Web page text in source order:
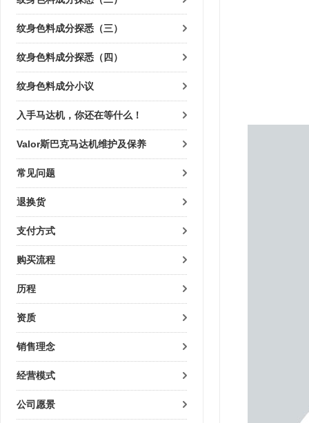
纹身色料成分探悉（三）
纹身色料成分探悉（四）
纹身色料成分小议
入手马达机，你还在等什么！
Valor斯巴克马达机维护及保养
常见问题
退换货
支付方式
购买流程
历程
资质
销售理念
经营模式
公司愿景